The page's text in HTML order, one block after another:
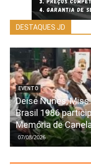
DESTAQUES JD
EVENTO
Deise Nunes,
Brasil 1986
Memória de
07/08/2026